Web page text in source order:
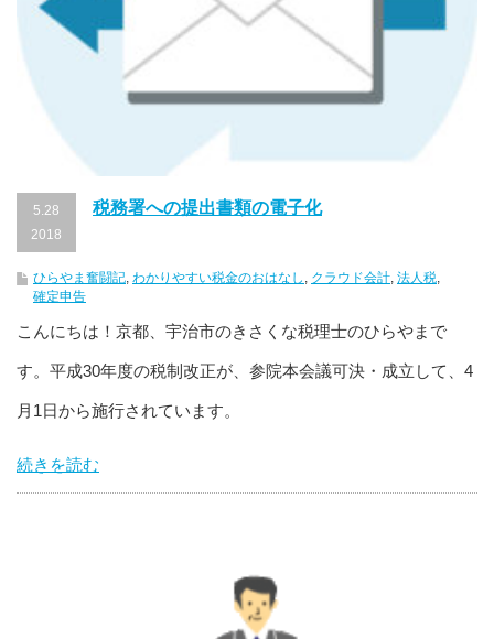
5.28
2018
税務署への提出書類の電子化
ひらやま奮闘記 わかりやすい税金のおはなし クラウド会計 法人税
確定申告
こんにちは！京都、宇治市のきさくな税理士のひらやまで
す。平成30年度の税制改正が、参院本会議可決・成立して、4
月1日から施行されています。
続きを読む